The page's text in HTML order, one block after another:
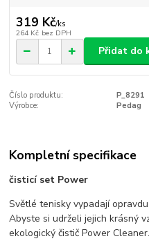
319 Kč/ks
264 Kč bez DPH
Přidat do
Číslo produktu:
P_8291
Výrobce:
Pedag
Kompletní specifikace
čisticí set Power
Světlé tenisky vypadají
Abyste si udrželi jejich krásný
ekologický čistič Power Cleaner.